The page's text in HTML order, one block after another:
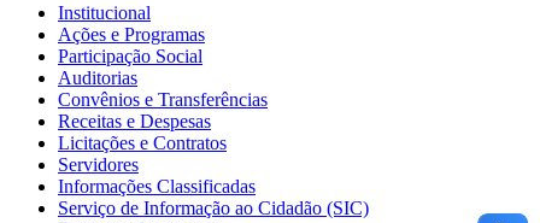
Institucional
Ações e Programas
Participação Social
Auditorias
Convênios e Transferências
Receitas e Despesas
Licitações e Contratos
Servidores
Informações Classificadas
Serviço de Informação ao Cidadão (SIC)